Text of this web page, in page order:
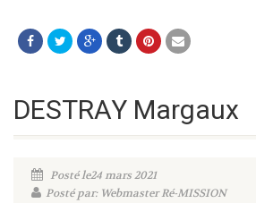
DESTRAY Margaux
Posté le24 mars 2021
Posté par: Webmaster Ré-MISSION